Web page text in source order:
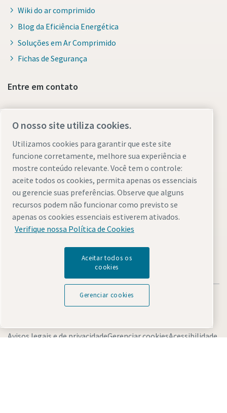
Wiki do ar comprimido
Blog da Eficiência Energética
Soluções em Ar Comprimido
Fichas de Segurança
Entre em contato
Find out more about Atlas Copco in your region:
Visit the site
Avisos legais e de privacidadeGerenciar cookiesAcessibilidade
O nosso site utiliza cookies.
Utilizamos cookies para garantir que este site
funcione corretamente, melhore sua experiência e
mostre conteúdo relevante. Você tem o controle:
aceite todos os cookies, permita apenas os essenciais
ou gerencie suas preferências. Observe que alguns
recursos podem não funcionar como previsto se
apenas os cookies essenciais estiverem ativados.
Verifique nossa Política de Cookies
Aceitar todos os
cookies
Gerenciar cookies